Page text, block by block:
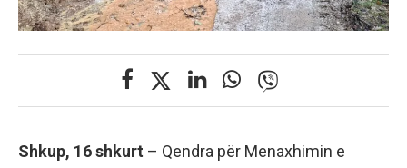
Shkup, 16 shkurt – Qendra për Menaxhimin e